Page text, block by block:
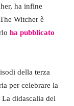
ha infine
Witcher è
ha pubblicato
della terza
per celebrare la
didascalia del